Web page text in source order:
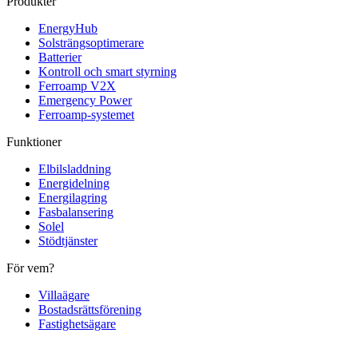
EnergyHub
Solsträngsoptimerare
Batterier
Kontroll och smart styrning
Ferroamp V2X
Emergency Power
Ferroamp-systemet
Funktioner
Elbilsladdning
Energidelning
Energilagring
Fasbalansering
Solel
Stödtjänster
För vem?
Villaägare
Bostadsrättsförening
Fastighetsägare